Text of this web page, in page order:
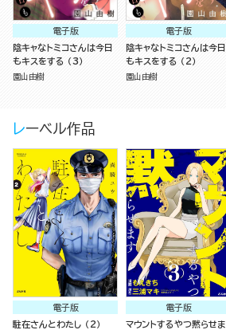
電子版
陰キャなトミコさんは今日
もキスをする （3）
園山由樹
電子版
陰キャなトミコさんは今日
もキスをする （2）
園山由樹
レーベル作品
電子版
駐在さんとわたし （2）
電子版
マウントするやつ黙らせま